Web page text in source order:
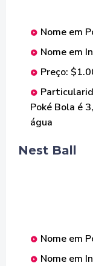
Nome em
Nome em
Preço:
Poké Bola é
água
Nest Ball
Nome em
Nome em